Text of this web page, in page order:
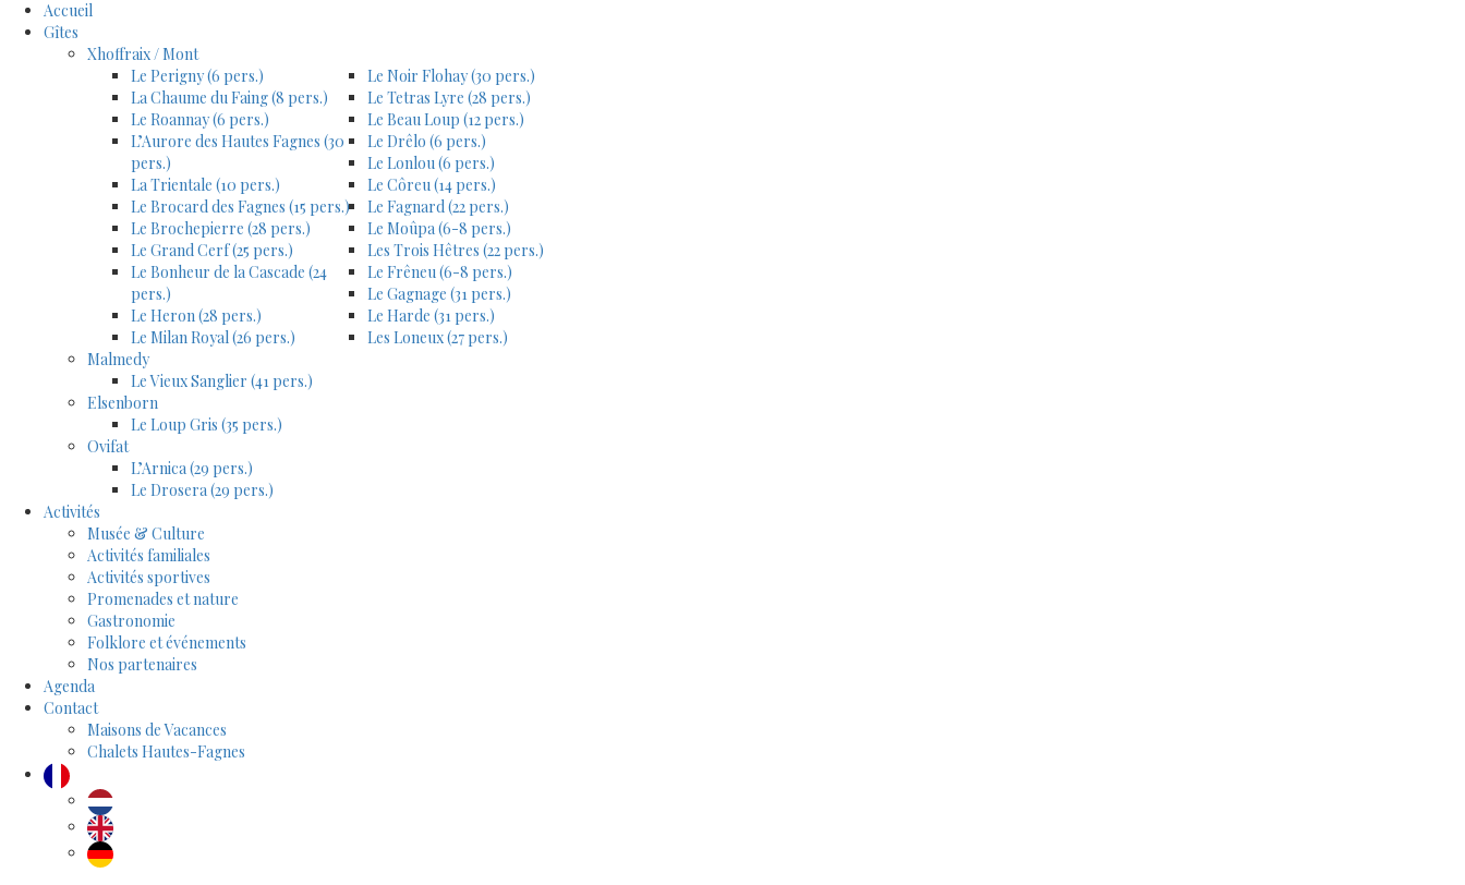
Accueil
Gîtes
Xhoffraix / Mont
Le Perigny (6 pers.)
La Chaume du Faing (8 pers.)
Le Roannay (6 pers.)
L’Aurore des Hautes Fagnes (30
pers.)
La Trientale (10 pers.)
Le Brocard des Fagnes (15 pers.)
Le Brochepierre (28 pers.)
Le Grand Cerf (25 pers.)
Le Bonheur de la Cascade (24
pers.)
Le Heron (28 pers.)
Le Milan Royal (26 pers.)
Le Noir Flohay (30 pers.)
Le Tetras Lyre (28 pers.)
Le Beau Loup (12 pers.)
Le Drêlo (6 pers.)
Le Lonlou (6 pers.)
Le Côreu (14 pers.)
Le Fagnard (22 pers.)
Le Moûpa (6-8 pers.)
Les Trois Hêtres (22 pers.)
Le Frêneu (6-8 pers.)
Le Gagnage (31 pers.)
Le Harde (31 pers.)
Les Loneux (27 pers.)
Malmedy
Le Vieux Sanglier (41 pers.)
Elsenborn
Le Loup Gris (35 pers.)
Ovifat
L’Arnica (29 pers.)
Le Drosera (29 pers.)
Activités
Musée & Culture
Activités familiales
Activités sportives
Promenades et nature
Gastronomie
Folklore et événements
Nos partenaires
Agenda
Contact
Maisons de Vacances
Chalets Hautes-Fagnes